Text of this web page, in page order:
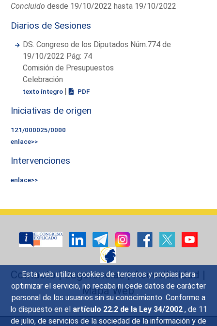
Esta web utiliza cookies de terceros y propias para
optimizar el servicio, no recaba ni cede datos de carácter
personal de los usuarios sin su conocimiento. Conforme a
lo dispuesto en el artículo 22.2 de la Ley 34/2002 , de 11
de julio, de servicios de la sociedad de la información y de
Concluido desde 19/10/2022 hasta 19/10/2022
Diarios de Sesiones
DS. Congreso de los Diputados Núm.774 de
19/10/2022 Pág: 74
Comisión de Presupuestos
Celebración
texto íntegro | PDF
Iniciativas de origen
121/000025/0000
enlace>>
Intervenciones
enlace>>
Contacto|Sugerencias|Accesibilidad |
Mapa Web